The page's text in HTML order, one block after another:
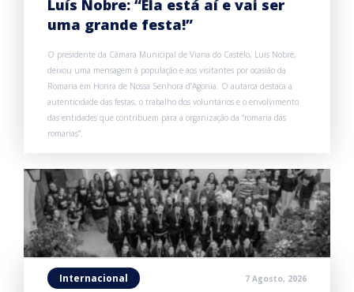
Luís Nobre: “Ela está aí e vai ser
uma grande festa!”
O presidente da Câmara Municipal de Viana do Castelo, Luís Nobre,
deixou uma mensagem à população e aos visitantes por ocasião da
Romaria em Honra de Nossa Senhora d’Agonia. O autarca destaca a
autenticidade das festas, o trabalho dos voluntários e o envolvimento
das entidades que contribuem para a organização da “romaria das
romarias”.
Internacional 7 Agosto, 2026